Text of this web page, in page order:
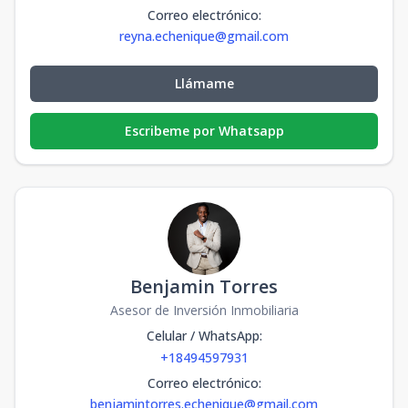
Correo electrónico:
reyna.echenique@gmail.com
Llámame
Escribeme por Whatsapp
Benjamin Torres
Asesor de Inversión Inmobiliaria
Celular / WhatsApp:
+18494597931
Correo electrónico:
benjamintorres.echenique@gmail.com